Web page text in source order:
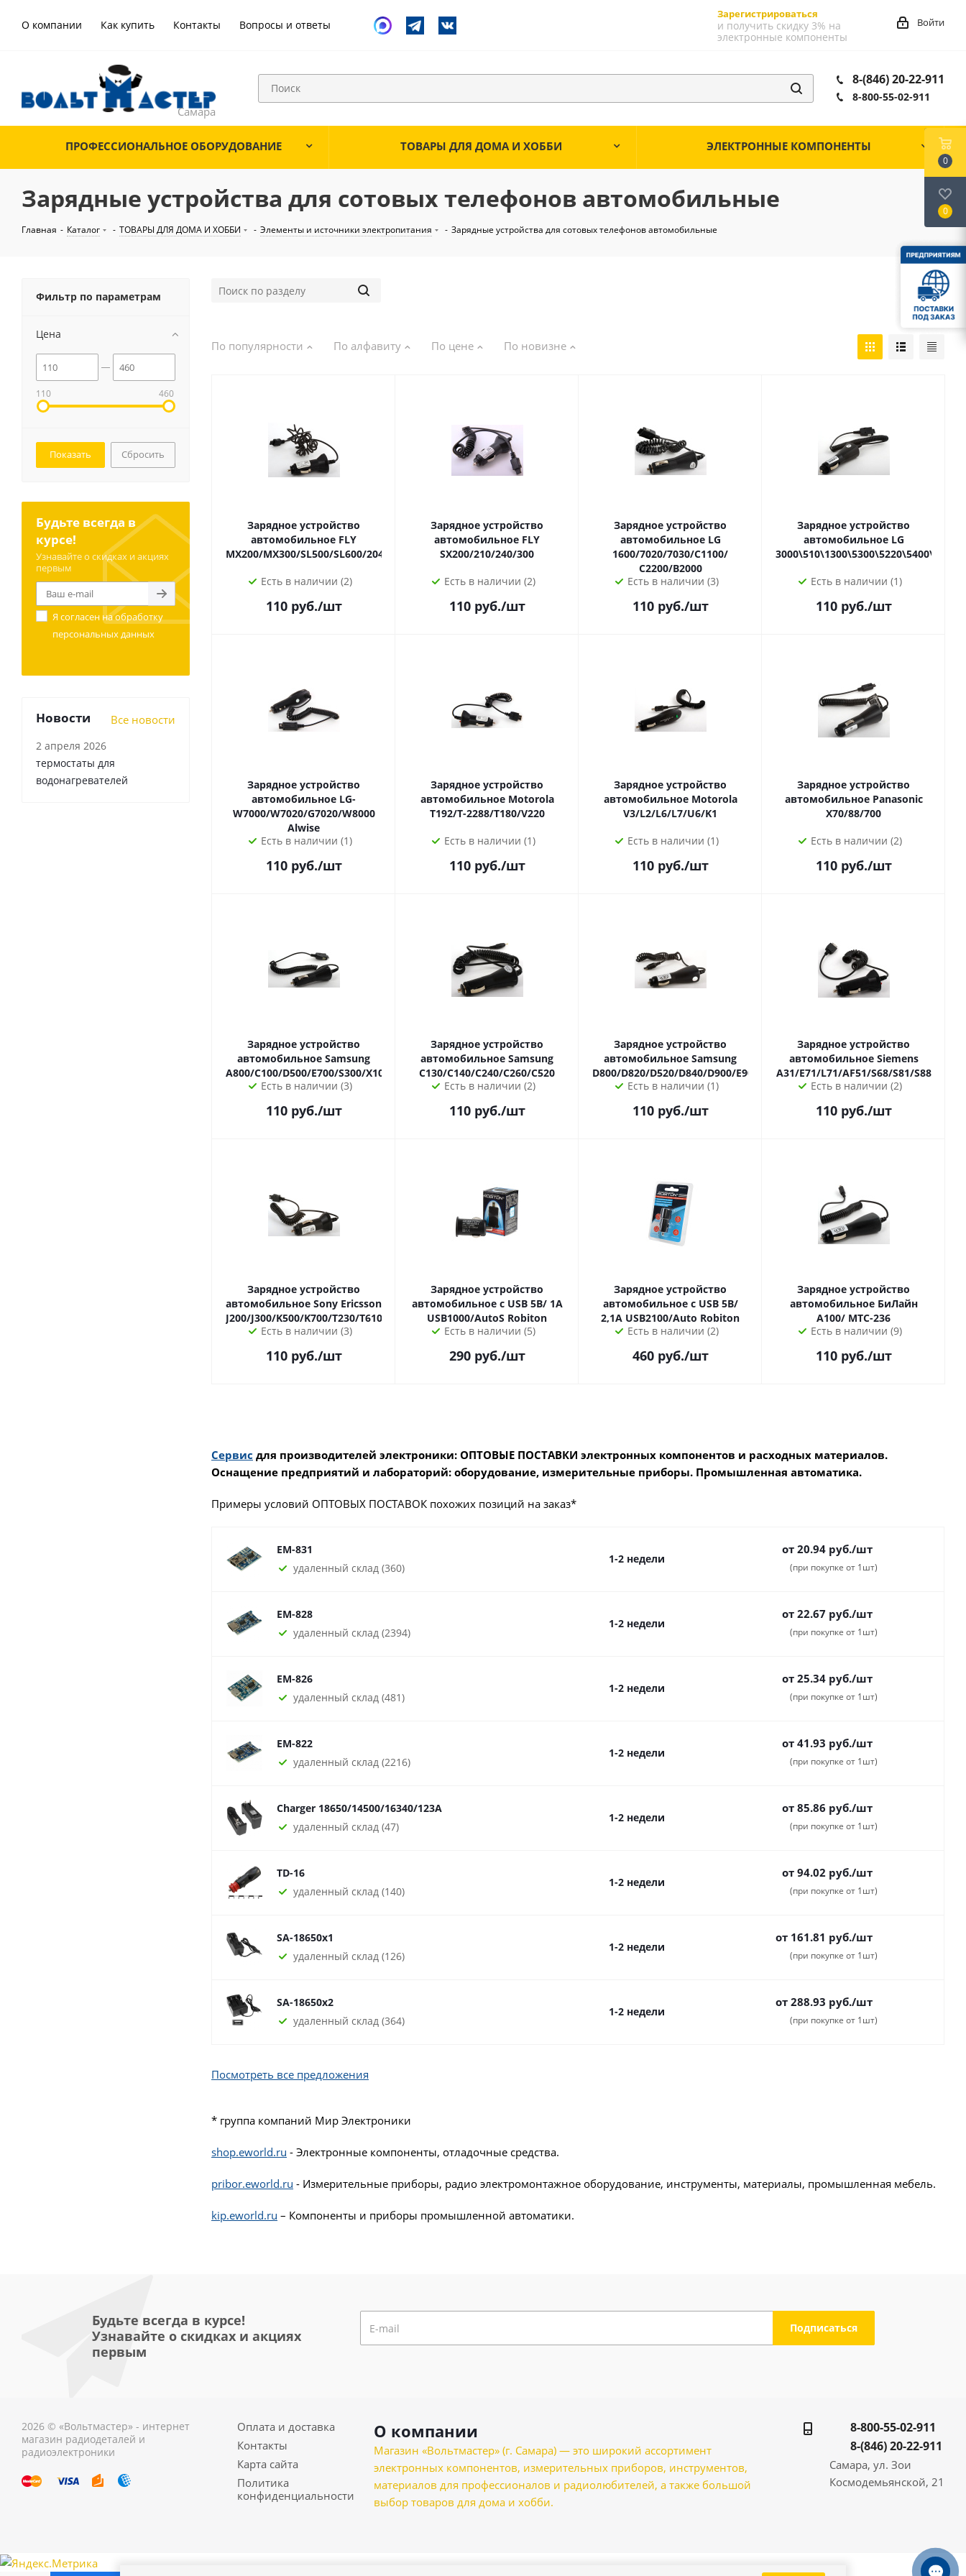
О компании Как купить Контакты Вопросы и ответы
Зарегистрироваться
и получить скидку 3% на
электронные компоненты
Войти
8-(846) 20-22-911
8-800-55-02-911
ПРОФЕССИОНАЛЬНОЕ ОБОРУДОВАНИЕ ТОВАРЫ ДЛЯ ДОМА И ХОББИ ЭЛЕКТРОННЫЕ КОМПОНЕНТЫ
Зарядные устройства для сотовых телефонов автомобильные
Главная - Каталог - ТОВАРЫ ДЛЯ ДОМА И ХОББИ - Элементы и источники электропитания - Зарядные устройства для сотовых телефонов автомобильные
По популярности По алфавиту По цене По новизне
Зарядное устройство
автомобильное FLY
MX200/MX300/SL500/SL600/2040/2060/2080
Есть в наличии (2)
110руб./шт
Зарядное устройство
автомобильное FLY
SX200/210/240/300
Есть в наличии (2)
110руб./шт
Зарядное устройство
автомобильное LG
1600/7020/7030/C1100/
С2200/B2000
Есть в наличии (3)
110руб./шт
Зарядное устройство
автомобильное LG
3000\510\1300\5300\5220\5400\7100
Есть в наличии (1)
110руб./шт
Зарядное устройство
автомобильное LG-
W7000/W7020/G7020/W8000
Alwise
Есть в наличии (1)
110руб./шт
Зарядное устройство
автомобильное Motorola
T192/T-2288/T180/V220
Есть в наличии (1)
110руб./шт
Зарядное устройство
автомобильное Motorola
V3/L2/L6/L7/U6/K1
Есть в наличии (1)
110руб./шт
Зарядное устройство
автомобильное Panasonic
X70/88/700
Есть в наличии (2)
110руб./шт
Зарядное устройство
автомобильное Samsung
A800/C100/D500/E700/S300/X100/X700/A200
Есть в наличии (3)
110руб./шт
Зарядное устройство
автомобильное Samsung
C130/C140/C240/C260/C520
Есть в наличии (2)
110руб./шт
Зарядное устройство
автомобильное Samsung
D800/D820/D520/D840/D900/E900/X820
Есть в наличии (1)
110руб./шт
Зарядное устройство
автомобильное Siemens
A31/E71/L71/AF51/S68/S81/S88
Есть в наличии (2)
110руб./шт
Зарядное устройство
автомобильное Sony Ericsson
J200/J300/K500/K700/T230/T610
Есть в наличии (3)
110руб./шт
Зарядное устройство
автомобильное с USB 5B/ 1A
USB1000/AutoS Robiton
Есть в наличии (5)
290руб./шт
Зарядное устройство
автомобильное с USB 5B/
2,1A USB2100/Auto Robiton
Есть в наличии (2)
460руб./шт
Зарядное устройство
автомобильное БиЛайн
A100/ МТС-236
Есть в наличии (9)
110руб./шт
Сервис для производителей электроники: ОПТОВЫЕ ПОСТАВКИ электронных компонентов и расходных материалов.
Оснащение предприятий и лабораторий: оборудование, измерительные приборы. Промышленная автоматика.
Примеры условий ОПТОВЫХ ПОСТАВОК похожих позиций на заказ*
EM-831
удаленный склад (360)
1-2 недели
от 20.94 руб./шт
(при покупке от 1шт)
EM-828
удаленный склад (2394)
1-2 недели
от 22.67 руб./шт
(при покупке от 1шт)
EM-826
удаленный склад (481)
1-2 недели
от 25.34 руб./шт
(при покупке от 1шт)
EM-822
удаленный склад (2216)
1-2 недели
от 41.93 руб./шт
(при покупке от 1шт)
Charger 18650/14500/16340/123A
удаленный склад (47)
1-2 недели
от 85.86 руб./шт
(при покупке от 1шт)
TD-16
удаленный склад (140)
1-2 недели
от 94.02 руб./шт
(при покупке от 1шт)
SA-18650x1
удаленный склад (126)
1-2 недели
от 161.81 руб./шт
(при покупке от 1шт)
SA-18650x2
удаленный склад (364)
1-2 недели
от 288.93 руб./шт
(при покупке от 1шт)
Посмотреть все предложения
* группа компаний Мир Электроники
shop.eworld.ru - Электронные компоненты, отладочные средства.
pribor.eworld.ru - Измерительные приборы, радио электромонтажное оборудование, инструменты, материалы, промышленная мебель.
kip.eworld.ru – Компоненты и приборы промышленной автоматики.
Фильтр по параметрам
Цена
110 460
Сбросить
Будьте всегда в
курсе!
Узнавайте о скидках и акциях
первым
Я согласен наобработку
персональных данных
Новости Все новости
2 апреля 2026
термостаты для
водонагревателей
Будьте всегда в курсе!
Узнавайте о скидках и акциях
первым
2026 © «Вольтмастер» - интернет
магазин радиодеталей и
радиоэлектроники
Оплата и доставка
Контакты
Карта сайта
Политика
конфиденциальности
О компании
Магазин «Вольтмастер» (г. Самара) — это широкий ассортимент
электронных компонентов, измерительных приборов, инструментов,
материалов для профессионалов и радиолюбителей, а также большой
выбор товаров для дома и хобби.
8-800-55-02-911
8-(846) 20-22-911
Самара, ул. Зои
Космодемьянской, 21
0
0